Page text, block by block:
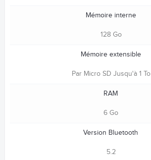
Mémoire interne
128 Go
Mémoire extensible
Par Micro SD Jusqu'à 1 To
RAM
6 Go
Version Bluetooth
5.2